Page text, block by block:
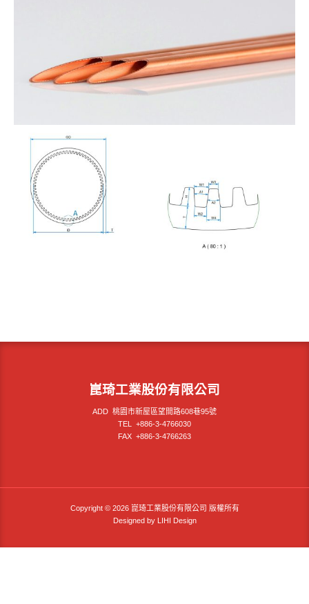
崑琦工業股份有限公司
ADD 桃園市新屋區望間路608巷95號
TEL +886-3-4766030
FAX +886-3-4766263
Copyright © 2026 崑琦工業股份有限公司 版權所有
Designed by
LIHI Design